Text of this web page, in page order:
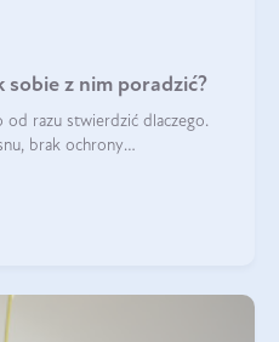
sobie z nim poradzić?
razu stwierdzić dlaczego.
brak ochrony